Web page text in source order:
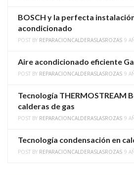
BOSCH y la perfecta
acondicionado
POST BY REPARACIONCALDERASLASROZAS 9
Aire acondicionado eficiente
POST BY REPARACIONCALDERASLASROZAS 9
Tecnología THERMOSTREAM
calderas de gas
POST BY REPARACIONCALDERASLASROZAS 9
Tecnología condensación en
POST BY REPARACIONCALDERASLASROZAS 9